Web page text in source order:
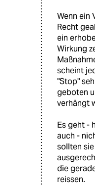
Wenn ein
Recht
ein
Wirkung
scheint
"Stop"
geboten
verhängt
Es geht -
auch -
sollten
die
reissen.